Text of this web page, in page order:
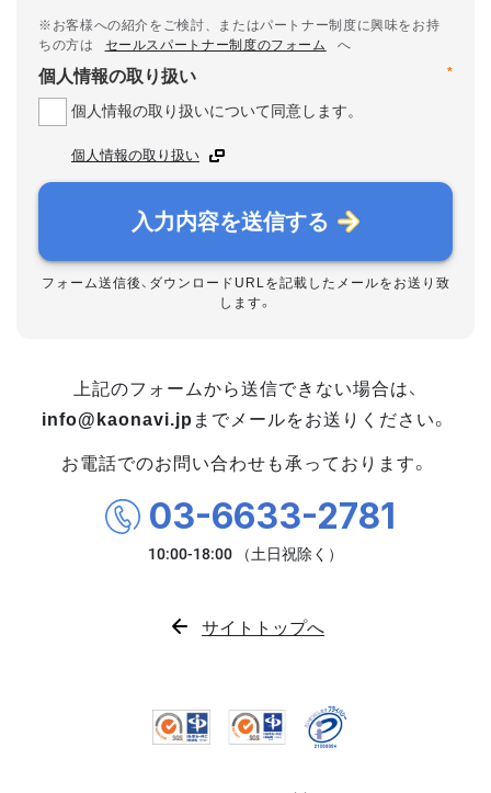
※お客様への紹介をご検討、またはパートナー制度に興味をお持
ちの方は
セールスパートナー制度のフォーム
へ
*
個人情報の取り扱い
個人情報の取り扱いについて同意します。
個人情報の取り扱い
入力内容を送信する
フォーム送信後、ダウンロードURLを記載したメールをお送り致
します。
上記のフォームから送信できない場合は、
info@kaonavi.jp までメールをお送りください。
お電話でのお問い合わせも承っております。
03-6633-2781
サイトトップへ